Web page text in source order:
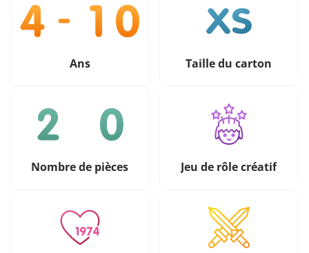
Ans Taille du carton
Nombre de pièces Jeu de rôle créatif